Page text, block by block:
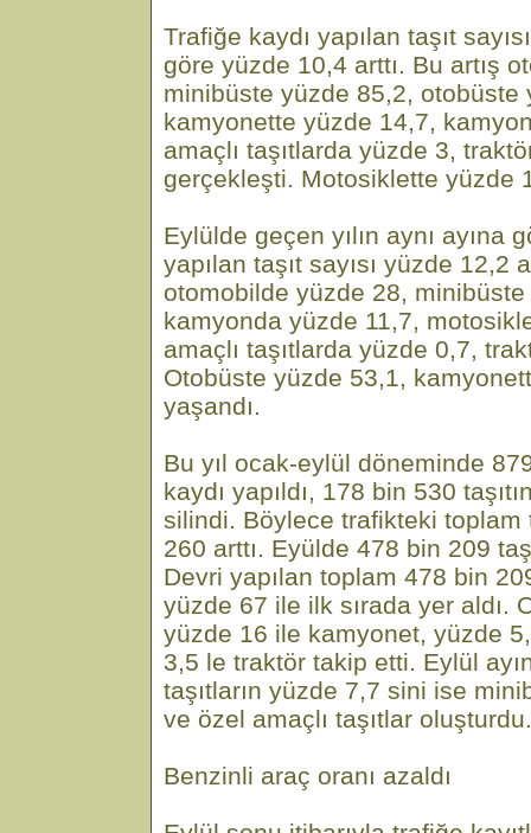
Trafiğe kaydı yapılan taşıt
göre yüzde 10,4 arttı. Bu artış
minibüste yüzde 85,2, otobüste
kamyonette yüzde 14,7,
amaçlı taşıtlarda yüzde 3,
gerçekleşti. Motosiklette yüzde
Eylülde geçen yılın aynı ayına
yapılan taşıt sayısı yüzde 12,2
otomobilde yüzde 28,
kamyonda yüzde 11,7,
amaçlı taşıtlarda yüzde 0,7,
Otobüste yüzde 53,1,
yaşandı.
Bu yıl ocak-eylül döneminde
kaydı yapıldı, 178 bin 530
silindi. Böylece trafikteki toplam
260 arttı. Eyülde 478 bin 209
Devri yapılan toplam 478 bin
yüzde 67 ile ilk sırada yer aldı.
yüzde 16 ile kamyonet, yüzde
3,5 le traktör takip etti. Eylül
taşıtların yüzde 7,7 sini ise
ve özel amaçlı taşıtlar oluşturdu.
Benzinli araç oranı azaldı